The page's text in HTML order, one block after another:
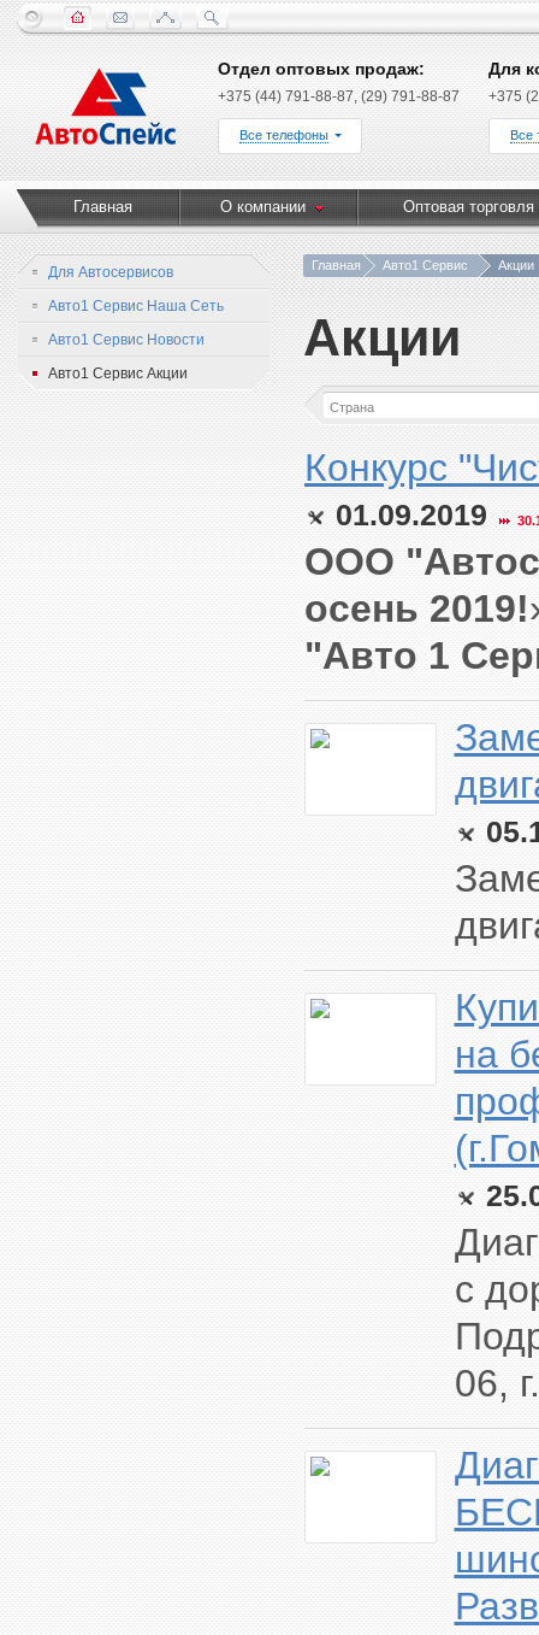
Отдел оптовых продаж:
+375 (44) 791-88-87, (29) 791-88-87
Все телефоны
Для
+375
Все
Главная О компании Оптовая торговля
Для Автосервисов
Авто1 Сервис Наша Сеть
Авто1 Сервис Новости
Авто1 Сервис Акции
Главная Авто1 Сервис Акции
Акции
Конкурс
01.09.2019
OOO
осень 2019!
"Авто 1
на
с
06,